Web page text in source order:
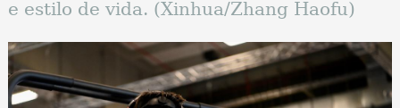
e estilo de vida. (Xinhua/Zhang Haofu)